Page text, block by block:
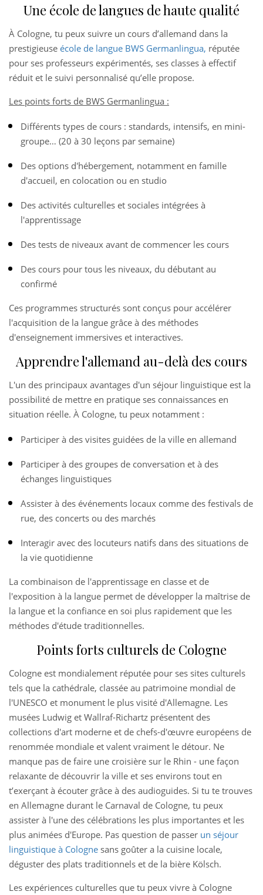
Une école de langues de haute qualité
À Cologne, tu peux suivre un cours d’allemand dans la
prestigieuse école de langue BWS Germanlingua, réputée
pour ses professeurs expérimentés, ses classes à effectif
réduit et le suivi personnalisé qu’elle propose.
Les points forts de BWS Germanlingua :
Différents types de cours : standards, intensifs, en mini-
groupe… (20 à 30 leçons par semaine)
Des options d'hébergement, notamment en famille
d'accueil, en colocation ou en studio
Des activités culturelles et sociales intégrées à
l'apprentissage
Des tests de niveaux avant de commencer les cours
Des cours pour tous les niveaux, du débutant au
confirmé
Ces programmes structurés sont conçus pour accélérer
l'acquisition de la langue grâce à des méthodes
d'enseignement immersives et interactives.
Apprendre l'allemand au-delà des cours
L'un des principaux avantages d'un séjour linguistique est la
possibilité de mettre en pratique ses connaissances en
situation réelle. À Cologne, tu peux notamment :
Participer à des visites guidées de la ville en allemand
Participer à des groupes de conversation et à des
échanges linguistiques
Assister à des événements locaux comme des festivals de
rue, des concerts ou des marchés
Interagir avec des locuteurs natifs dans des situations de
la vie quotidienne
La combinaison de l'apprentissage en classe et de
l'exposition à la langue permet de développer la maîtrise de
la langue et la confiance en soi plus rapidement que les
méthodes d'étude traditionnelles.
Points forts culturels de Cologne
Cologne est mondialement réputée pour ses sites culturels
tels que la cathédrale, classée au patrimoine mondial de
l'UNESCO et monument le plus visité d'Allemagne. Les
musées Ludwig et Wallraf-Richartz présentent des
collections d'art moderne et de chefs-d'œuvre européens de
renommée mondiale et valent vraiment le détour. Ne
manque pas de faire une croisière sur le Rhin - une façon
relaxante de découvrir la ville et ses environs tout en
t’exerçant à écouter grâce à des audioguides. Si tu te trouves
en Allemagne durant le Carnaval de Cologne, tu peux
assister à l'une des célébrations les plus importantes et les
plus animées d'Europe. Pas question de passer un séjour
linguistique à Cologne sans goûter a la cuisine locale,
déguster des plats traditionnels et de la bière Kölsch.
Les expériences culturelles que tu peux vivre à Cologne